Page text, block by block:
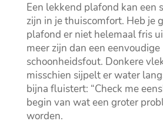
Een lekkend plafond kan een
zijn in je thuiscomfort.​ Heb je
plafond er niet helemaal fris
meer zijn dan een eenvoudige
schoonheidsfout.​ Donkere
misschien sijpelt er water
bijna fluistert: “Check me
begin van wat een groter
worden.​